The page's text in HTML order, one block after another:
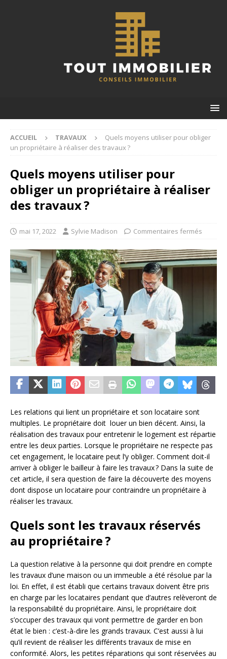
ACCUEIL TRAVAUX
Quels moyens utiliser pour obliger
un propriétaire à réaliser des travaux ?
Quels moyens utiliser pour
obliger un propriétaire à réaliser
des travaux ?
mai 17, 2022 Sylvie Madison Commentaires fermés
Les relations qui lient un propriétaire et son locataire sont
multiples. Le propriétaire doit louer un bien décent. Ainsi, la
réalisation des travaux pour entretenir le logement est répartie
entre les deux parties. Lorsque le propriétaire ne respecte pas
cet engagement, le locataire peut l’y obliger. Comment doit-il
arriver à obliger le bailleur à faire les travaux ? Dans la suite de
cet article, il sera question de faire la découverte des moyens
dont dispose un locataire pour contraindre un propriétaire à
réaliser les travaux.
Quels sont les travaux réservés
au propriétaire ?
La question relative à la personne qui doit prendre en compte
les travaux d’une maison ou un immeuble a été résolue par la
loi. En effet, il est établi que certains travaux doivent être pris
en charge par les locataires pendant que d’autres relèveront de
la responsabilité du propriétaire. Ainsi, le propriétaire doit
s’occuper des travaux qui vont permettre de garder en bon
état le bien : c’est-à-dire les grands travaux. C’est aussi à lui
qu’il revient de réaliser les différents travaux de mise en
conformité. Alors, les petites réparations qui sont réservées au